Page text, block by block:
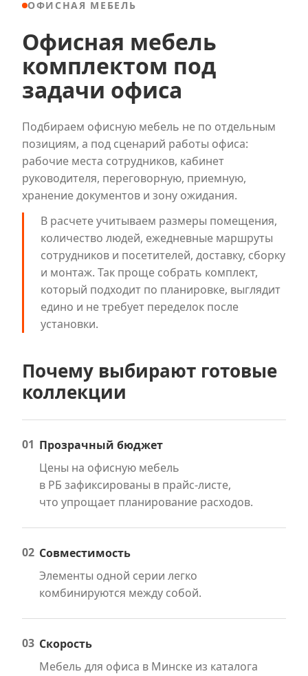
ОФИСНАЯ МЕБЕЛЬ
Офисная мебель
комплектом под
задачи офиса
Подбираем офисную мебель не по отдельным
позициям, а под сценарий работы офиса:
рабочие места сотрудников, кабинет
руководителя, переговорную, приемную,
хранение документов и зону ожидания.
В расчете учитываем размеры помещения,
количество людей, ежедневные маршруты
сотрудников и посетителей, доставку, сборку
и монтаж. Так проще собрать комплект,
который подходит по планировке, выглядит
едино и не требует переделок после
установки.
Почему выбирают готовые
коллекции
01 Прозрачный бюджет
Цены на офисную мебель
в РБ зафиксированы в прайс-листе,
что упрощает планирование расходов.
02 Совместимость
Элементы одной серии легко
комбинируются между собой.
03 Скорость
Мебель для офиса в Минске из каталога